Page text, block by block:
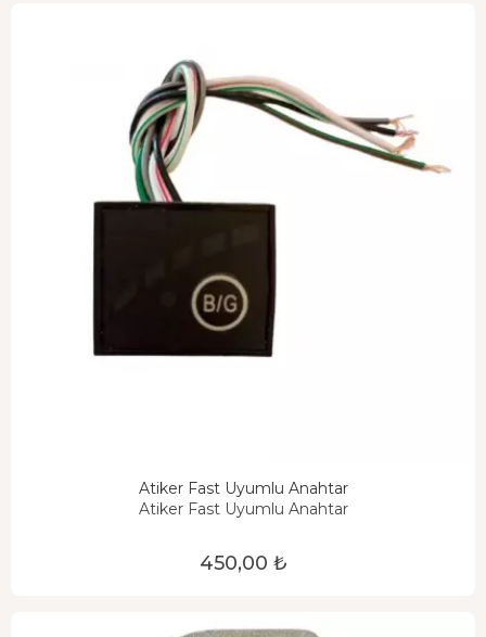
Atiker Fast Uyumlu Anahtar
Atiker Fast Uyumlu Anahtar
450,00 ₺